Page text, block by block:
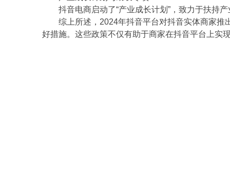
抖音电商启动了“产业成长计划”，致力于扶持
综上所述，2024年抖音平台对抖音实体商家
好措施。这些政策不仅有助于商家在抖音平台上实